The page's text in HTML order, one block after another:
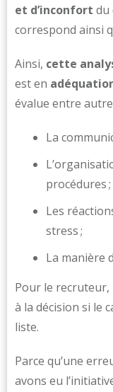
et d’inconfort du
correspond ainsi
Ainsi, cette
est en
évalue entre
La
procédures ;
Les
stress ;
La manière
Pour le recruteur,
à la décision si le
liste.
Parce qu’une
avons eu